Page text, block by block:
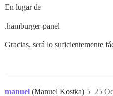
En lugar de
.hamburger-panel
Gracias, será lo suficientemente
manuel (Manuel Kostka) 25
5